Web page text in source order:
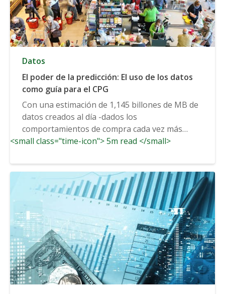
Datos
El poder de la predicción: El uso de los datos
como guía para el CPG
Con una estimación de 1,145 billones de MB de
datos creados al día -dados los
comportamientos de compra cada vez más
digitales de...
<small class="time-icon"> 5m read </small>